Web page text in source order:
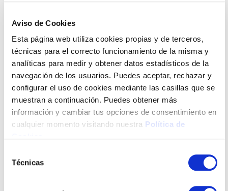
analíticas para medir y obtener datos estadísticos de la
configurar el uso de cookies mediante las casillas que se
muestran a continuación. Puedes obtener más
información y cambiar tus opciones de consentimiento en
cualquier momento visitando nuestraPolítica de
Cookies.
Selección
global de calefacción y refrigeración, como
Otras actuaciones subvencionables en
eficiencia energética.
Comunidades de Propietarios y
Agrupaciones de Comunidades.
Más info